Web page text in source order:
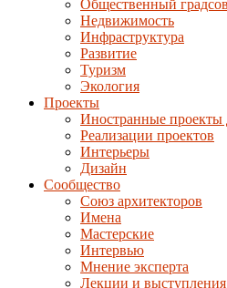
Общественный
Недвижимость
Инфраструктура
Развитие
Туризм
Экология
Проекты
Иностранные проекты
Реализации проектов
Интерьеры
Дизайн
Сообщество
Союз архитекторов
Имена
Мастерские
Интервью
Мнение эксперта
Лекции и выступления